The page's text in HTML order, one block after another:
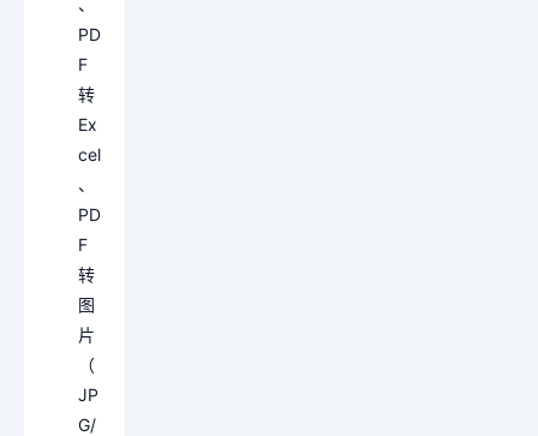
、
PD
F
转
Ex
cel
、
PD
F
转
图
片
（
JP
G/